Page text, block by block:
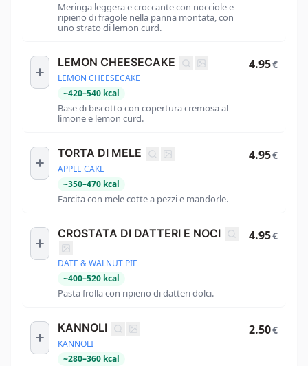
Meringa leggera e croccante con nocciole e
ripieno di fragole nella panna montata, con
uno strato di lemon curd.
LEMON CHEESECAKE
LEMON CHEESECAKE
~420–540 kcal
Base di biscotto con copertura cremosa al
limone e lemon curd.
4.95€
TORTA DI MELE
APPLE CAKE
~350–470 kcal
Farcita con mele cotte a pezzi e mandorle.
4.95€
CROSTATA DI DATTERI E NOCI
DATE & WALNUT PIE
~400–520 kcal
Pasta frolla con ripieno di datteri dolci.
4.95€
KANNOLI
KANNOLI
~280–360 kcal
2.50€